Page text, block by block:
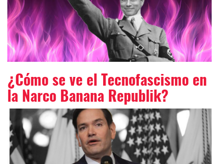
¿Cómo se ve el Tecnofascismo en
la Narco Banana Republik?